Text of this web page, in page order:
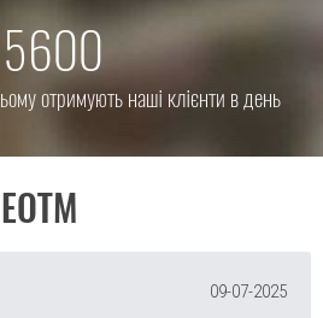
5600
отримують наші клієнти в день
09-07-2025